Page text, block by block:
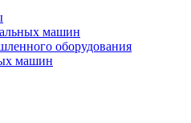
машин
оборудования
машин